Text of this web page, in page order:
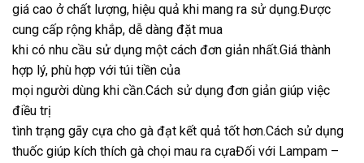
giá cao ở chất lượng, hiệu quả khi mang ra sử dụng.Được
cung cấp rộng khắp, dễ dàng đặt mua
khi có nhu cầu sử dụng một cách đơn giản nhất.Giá thành
hợp lý, phù hợp với túi tiền của
mọi người dùng khi cần.Cách sử dụng đơn giản giúp việc
điều trị
tình trạng gãy cựa cho gà đạt kết quả tốt hơn.Cách sử dụng
thuốc giúp kích thích gà chọi mau ra cựaĐối với Lampam –